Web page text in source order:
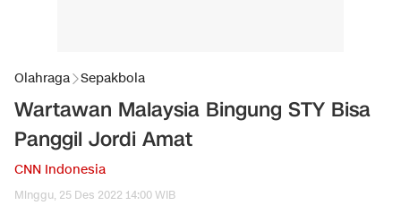
Olahraga Sepakbola
Wartawan Malaysia Bingung STY Bisa
Panggil Jordi Amat
CNN Indonesia
Minggu, 25 Des 2022 14:00 WIB